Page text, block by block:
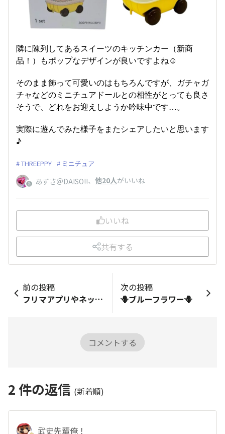
隣に陳列してあるスイーツのキッチンカー（新商
品！）もポップなデザインが良いですよね☺️
そのまま飾って可愛いのはもちろんですが、ガチャガ
チャなどのミニチュアドールとの相性がとっても良さ
そうで、どれをお迎えしようか吟味中です…。
実際に遊んでみた様子をまたシェアしたいと思います
♪
THREEPPY ミニチュア
あずさ＠DAISO!!、 他20人がいいね
いいね
共有する
前の投稿
フリマアプリやネットショップをしている方におすすめ！超便利なアイテムが登場で収納がすっきり
次の投稿
🪻ブルーフラワー🪻
コメントする
2 件の返信 (新着順)
武史先輩俺！